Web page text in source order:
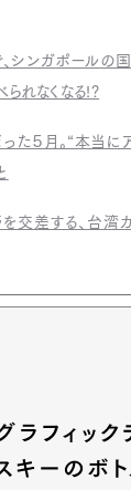
Fashion
シンガポールの
られなくなる!?
た５月。“本当に
交差する、台湾
ラフィッ
キーのボ